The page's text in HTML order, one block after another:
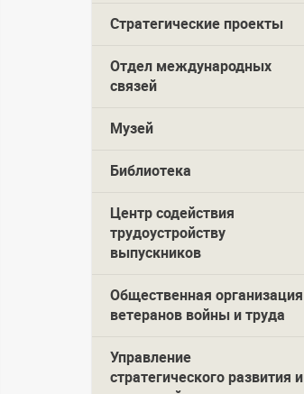
Стратегические проекты
Отдел международных
связей
Музей
Библиотека
Центр содействия
трудоустройству
выпускников
Общественная организация
ветеранов войны и труда
Управление
стратегического развития и